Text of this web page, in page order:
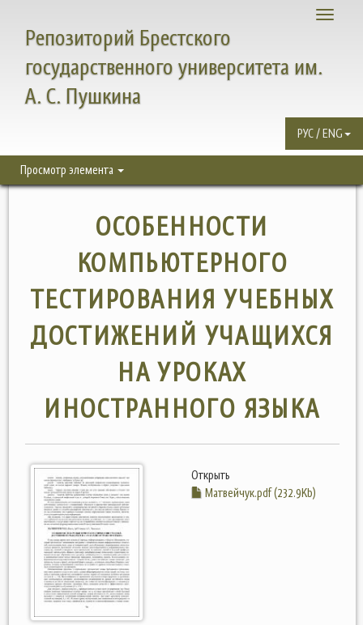
Toggle
Репозиторий Брестского
государственного университета им.
А. С. Пушкина
РУС / ENG
Просмотр элемента
ОСОБЕННОСТИ
КОМПЬЮТЕРНОГО
ТЕСТИРОВАНИЯ УЧЕБНЫХ
ДОСТИЖЕНИЙ УЧАЩИХСЯ
НА УРОКАХ
ИНОСТРАННОГО ЯЗЫКА
Открыть
Матвейчук.pdf (232.9Kb)